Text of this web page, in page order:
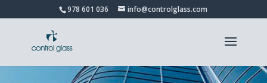
978 601 036 info@controlglass.com